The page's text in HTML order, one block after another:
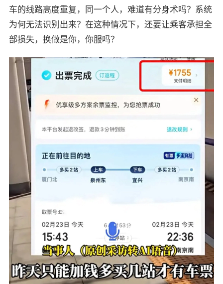
车的线路高度重复，同一个人，难道有分身术吗？系统
为何无法识别出来？在这种情况下，还要让乘客承担全
部损失，换做是你，你服吗？